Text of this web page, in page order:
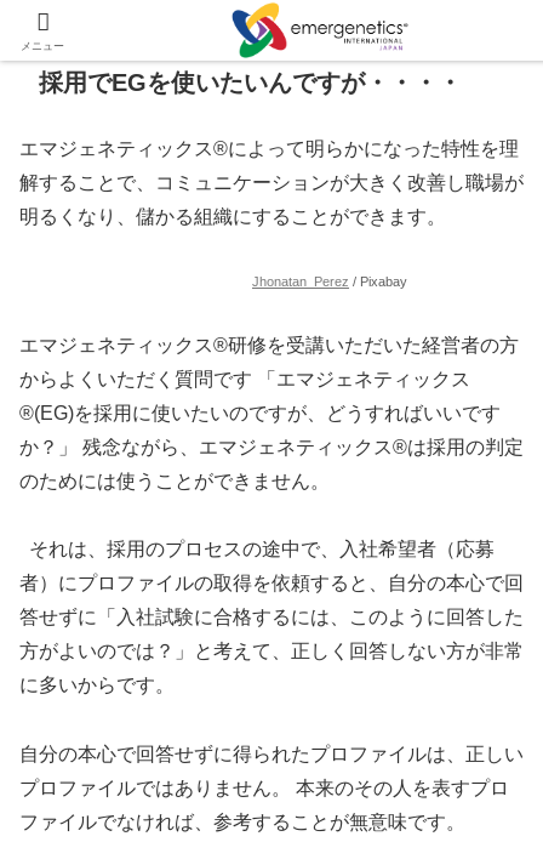
採用でEGを使いたいんですが・・・・
エマジェネティックス®によって明らかになった特性を理
解することで、コミュニケーションが大きく改善し職場が
明るくなり、儲かる組織にすることができます。
Jhonatan_Perez / Pixabay
エマジェネティックス®研修を受講いただいた経営者の方
からよくいただく質問です 「エマジェネティックス
®(EG)を採用に使いたいのですが、どうすればいいです
か？」 残念ながら、エマジェネティックス®は採用の判定
のためには使うことができません。
それは、採用のプロセスの途中で、入社希望者（応募
者）にプロファイルの取得を依頼すると、自分の本心で回
答せずに「入社試験に合格するには、このように回答した
方がよいのでは？」と考えて、正しく回答しない方が非常
に多いからです。
自分の本心で回答せずに得られたプロファイルは、正しい
プロファイルではありません。 本来のその人を表すプロ
ファイルでなければ、参考することが無意味です。
メニュー